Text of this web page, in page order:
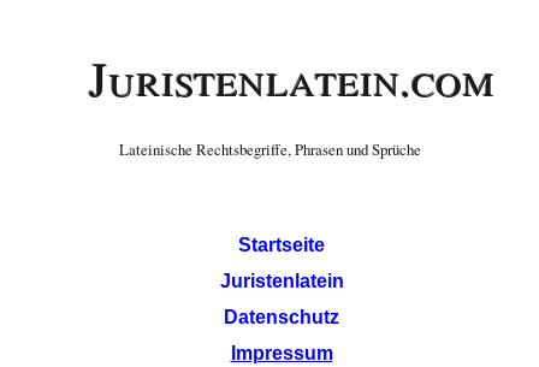
Juristenlatein.com
Lateinische Rechtsbegriffe, Phrasen und Sprüche
Startseite
Juristenlatein
Datenschutz
Impressum